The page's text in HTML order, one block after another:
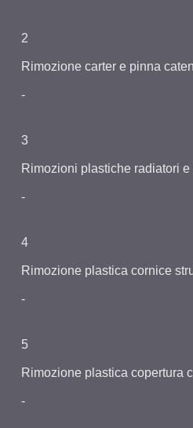
2
Rimozione carter e pinna
-
3
Rimozioni plastiche radiatori
-
4
Rimozione plastica cornice
-
5
Rimozione plastica copertura
-